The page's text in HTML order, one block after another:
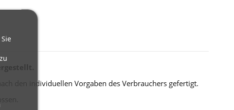
den individuellen Vorgaben des Verbrauchers gefertigt.